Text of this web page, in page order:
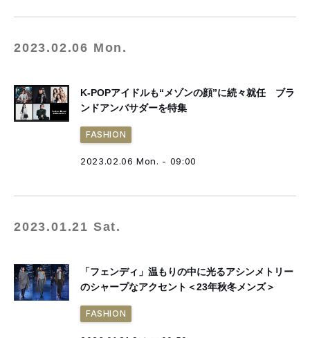
2023.02.06 Mon.
K-POPアイドルも“メゾンの顔”に続々就任 ブラ
ンドアンバサダーを特集
FASHION
2023.02.06 Mon. - 09:00
2023.01.21 Sat.
「フェンディ」温もりの中に光るアシンメトリー
のシャープなアクセント＜23年秋冬メンズ＞
FASHION